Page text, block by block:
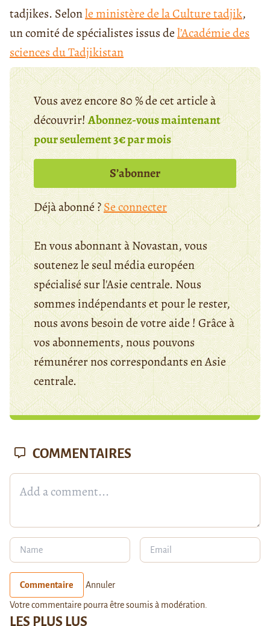
tadjikes. Selonle ministère de la Culture tadjik,
un comité de spécialistes issus del’Académie des
sciences du Tadjikistan
Vous avez encore 80 % de cet article à
découvrir!Abonnez-vous maintenant
pour seulement 3€ par mois
S’abonner
Déjà abonné ?Se connecter
En vous abonnant à Novastan, vous
soutenez le seul média européen
spécialisé sur l'Asie centrale. Nous
sommes indépendants et pour le rester,
nous avons besoin de votre aide ! Grâce à
vos abonnements, nous pouvons
rémunérer nos correspondants en Asie
centrale.
LES PLUS LUS
COMMENTAIRES
Commentaire Annuler
Votre commentaire pourra être soumis à modération.